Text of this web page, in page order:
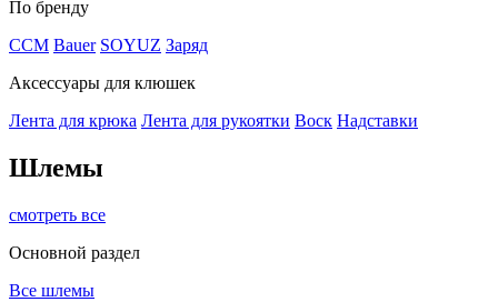
По бренду
CCM Bauer SOYUZ Заряд
Аксессуары для клюшек
Лента для крюка Лента для рукоятки Воск Надставки
Шлемы
смотреть все
Основной раздел
Все шлемы